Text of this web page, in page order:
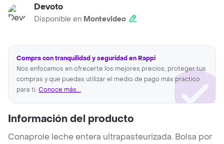
Devoto
Disponible en Montevideo
Compra con tranquilidad y seguridad en Rappi
Nos enfocamos en ofrecerte los mejores precios, proteger tus
compras y que puedas utilizar el medio de pago más practico
para ti. Conoce más...
Información del producto
Conaprole leche entera ultrapasteurizada. Bolsa por